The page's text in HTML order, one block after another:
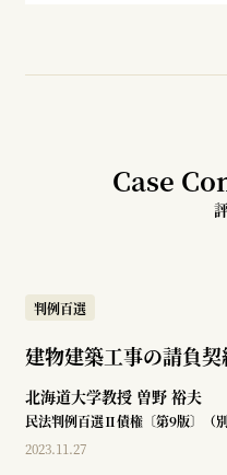
Case
判例百選
建物建築工事の請負
北海道大学教授 曽野 裕夫
民法判例百選Ⅱ債権〔第9版〕（
2023.11.27